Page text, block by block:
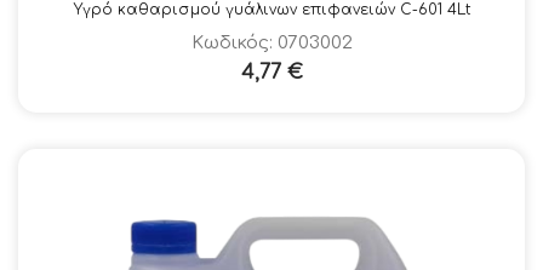
Υγρό καθαρισμού γυάλινων επιφανειών C-601 4Lt
Κωδικός: 0703002
4,77 €